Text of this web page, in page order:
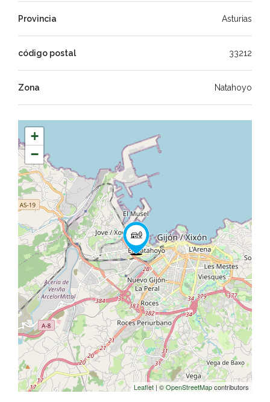
Provincia Asturias
código postal 33212
Zona Natahoyo
+
−
Leaflet | ©OpenStreetMapcontributors